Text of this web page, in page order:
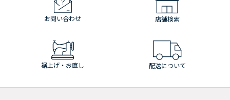
お問い合わせ 店舗検索
裾上げ・お直し 配送について